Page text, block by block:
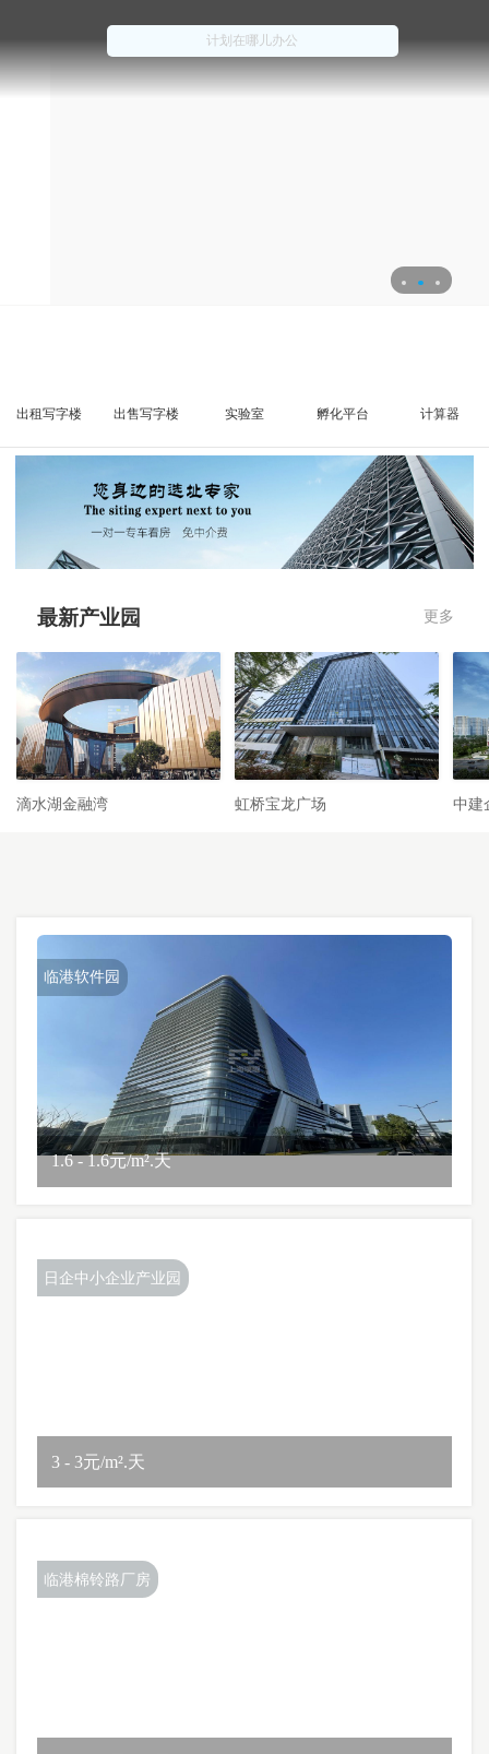
出租写字楼 出售写字楼 实验室 孵化平台 计算器
最新产业园 更多
滴水湖金融湾 虹桥宝龙广场 中建
临港软件园
1.6 - 1.6元/m².天
日企中小企业产业园
3 - 3元/m².天
临港棉铃路厂房